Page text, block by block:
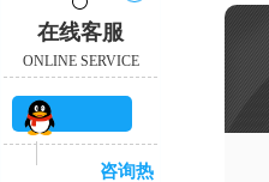
在线客服
ONLINE SERVICE
咨询热